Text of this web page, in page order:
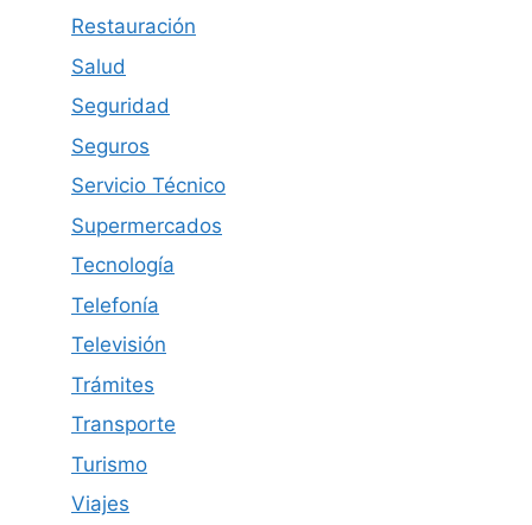
Restauración
Salud
Seguridad
Seguros
Servicio Técnico
Supermercados
Tecnología
Telefonía
Televisión
Trámites
Transporte
Turismo
Viajes